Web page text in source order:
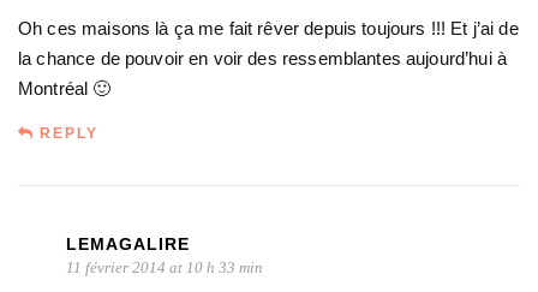
Oh ces maisons là ça me fait rêver depuis toujours !!! Et j’ai de
la chance de pouvoir en voir des ressemblantes aujourd’hui à
Montréal 🙂
REPLY
LEMAGALIRE
11 février 2014 at 10 h 33 min